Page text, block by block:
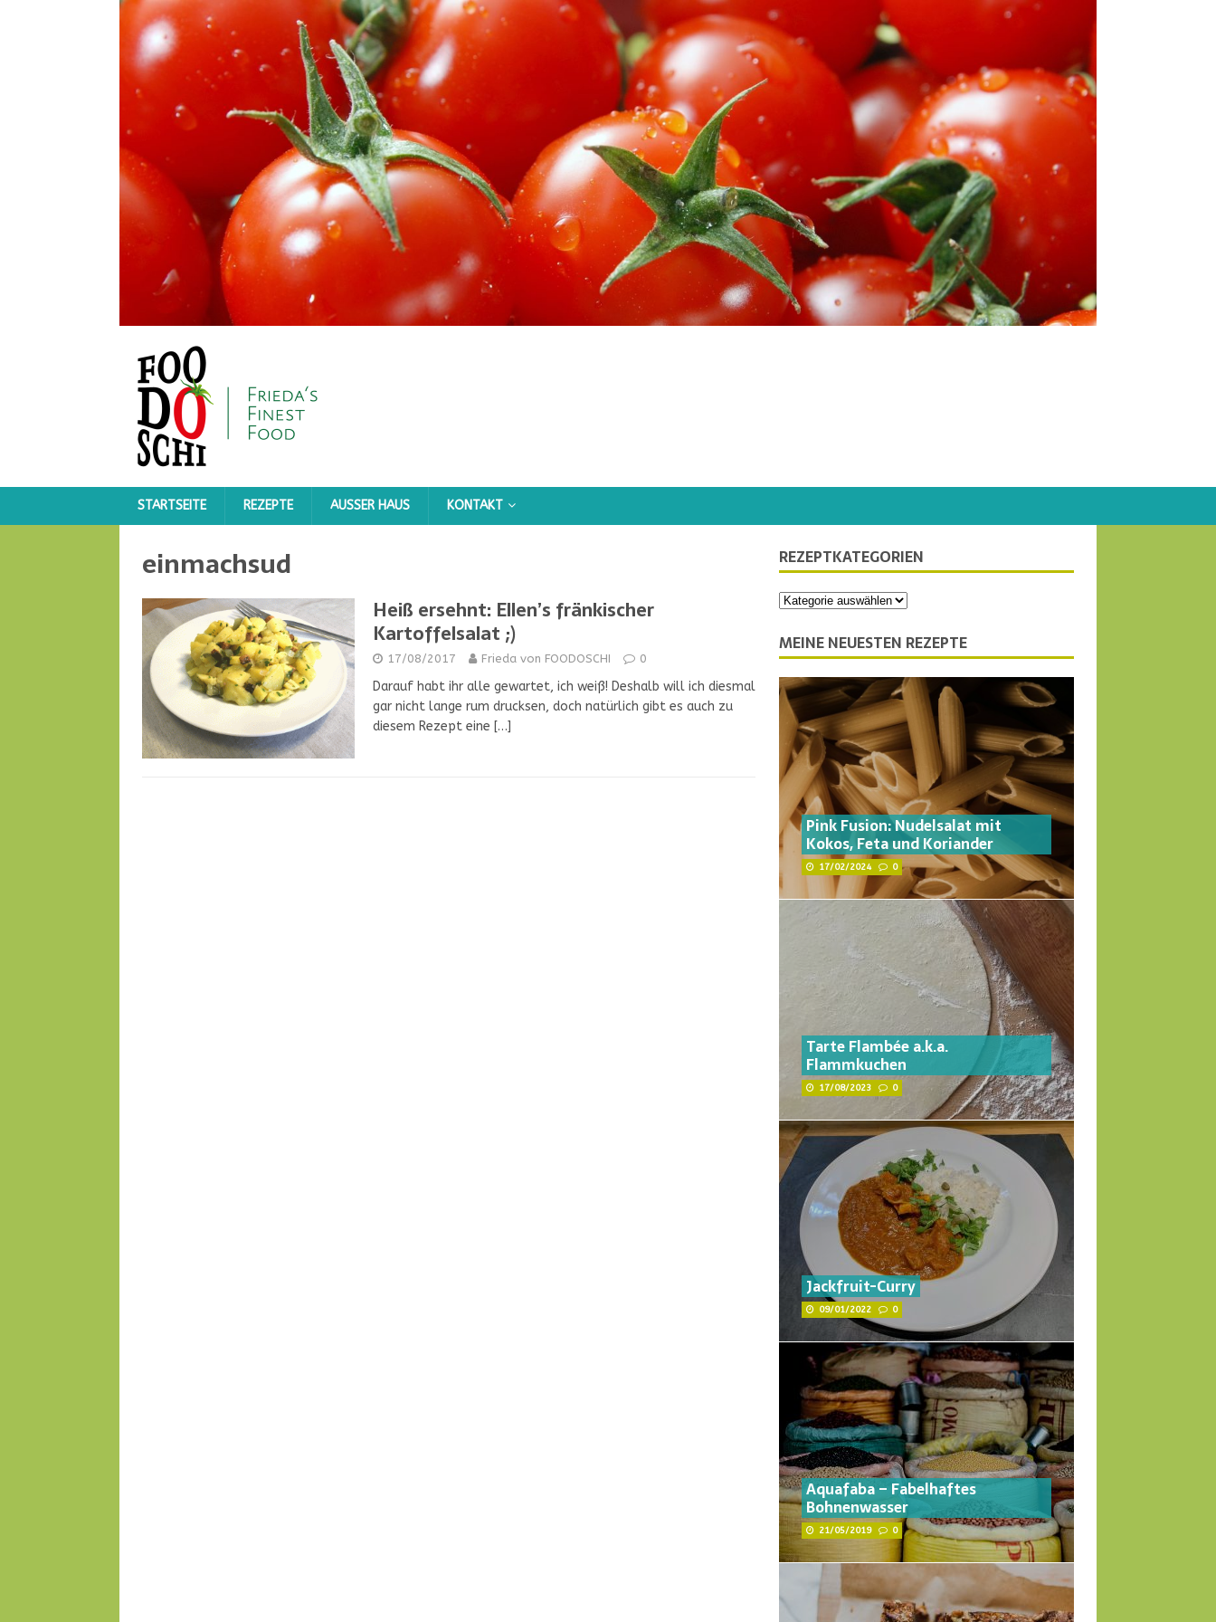
STARTSEITE REZEPTE AUSSER HAUS KONTAKT
einmachsud
Heiß ersehnt: Ellen’s fränkischer
Kartoffelsalat ;)
17/08/2017 Frieda von FOODOSCHI 0
Darauf habt ihr alle gewartet, ich weiß! Deshalb will ich diesmal
gar nicht lange rum drucksen, doch natürlich gibt es auch zu
diesem Rezept eine […]
REZEPTKATEGORIEN
MEINE NEUESTEN REZEPTE
Pink Fusion: Nudelsalat mit
Kokos, Feta und Koriander
17/02/2024 0
Tarte Flambée a.k.a.
Flammkuchen
17/08/2023 0
Jackfruit-Curry
09/01/2022 0
Aquafaba – Fabelhaftes
Bohnenwasser
21/05/2019 0